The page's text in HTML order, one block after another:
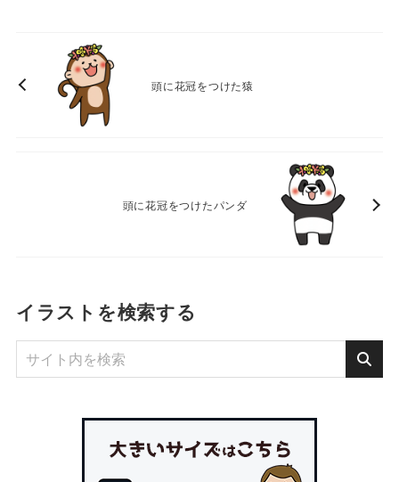
頭に花冠をつけた猿
頭に花冠をつけたパンダ
イラストを検索する